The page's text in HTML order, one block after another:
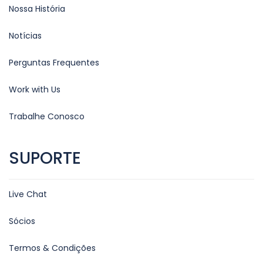
Nossa História
Notícias
Perguntas Frequentes
Work with Us
Trabalhe Conosco
SUPORTE
Live Chat
Sócios
Termos & Condições